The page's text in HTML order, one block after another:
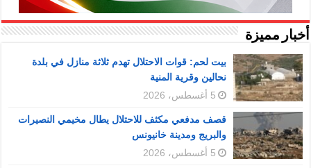
أخبار مميزة
بيت لحم: قوات الاحتلال تهدم ثلاثة منازل في بلدة
نحالين وقرية المنية
5 أغسطس، 2026
قصف مدفعي مكثف للاحتلال يطال مخيمي النصيرات
والبريج ومدينة خانيونس
5 أغسطس، 2026